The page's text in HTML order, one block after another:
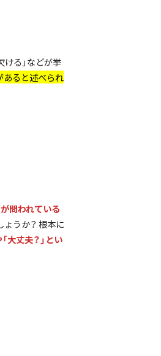
ける」などが挙
あると述べられ
問われている
うか？ 根本に
大丈夫？」とい